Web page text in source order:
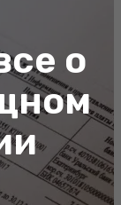
о